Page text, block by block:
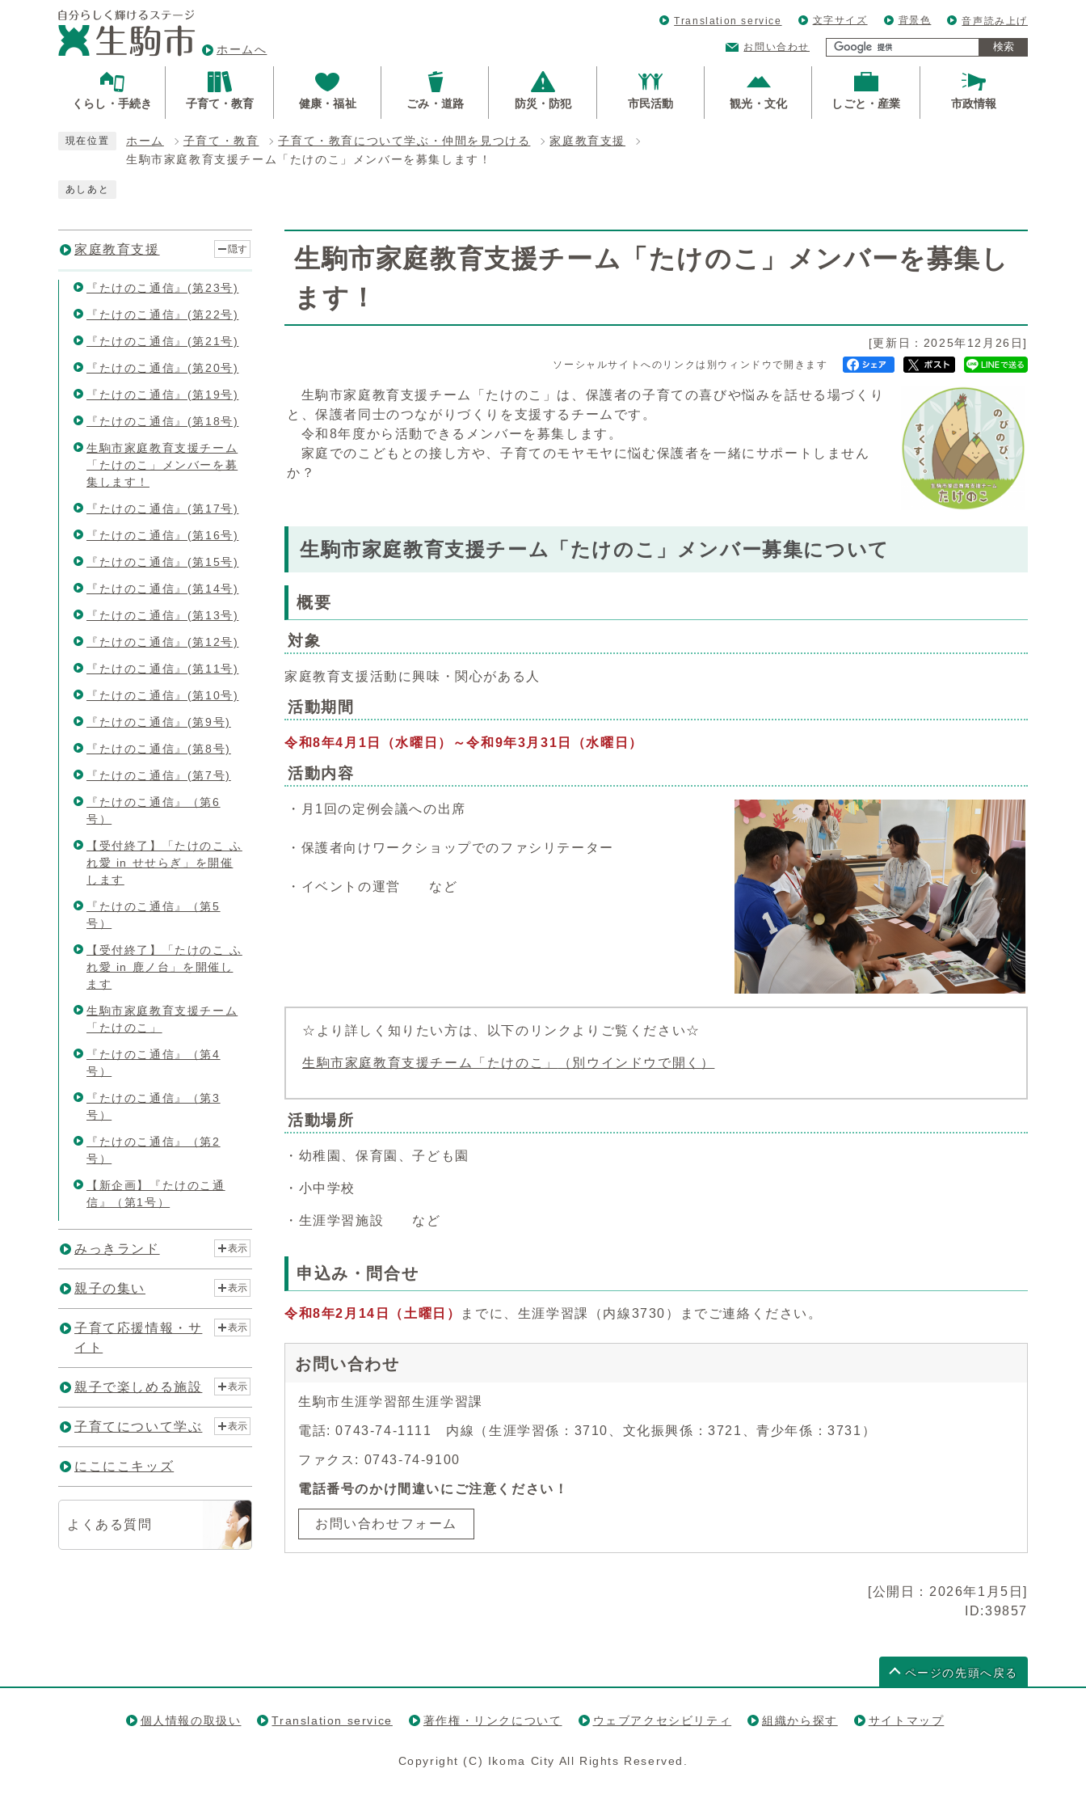
ホームへ
Translation service 文字サイズ 背景色 音声読み上げ
お問い合わせ 検索
くらし・手続き 子育て・教育 健康・福祉 ごみ・道路 防災・防犯 市民活動 観光・文化 しごと・産業 市政情報
現在位置 ホーム 子育て・教育 子育て・教育について学ぶ・仲間を見つける
家庭教育支援
生駒市家庭教育支援チーム「たけのこ」メンバーを募集します！
あしあと
生駒市家庭教育支援チーム「たけのこ」メンバーを募集し
ます！
[更新日：2025年12月26日]
ソーシャルサイトへのリンクは別ウィンドウで開きます
生駒市家庭教育支援チーム「たけのこ」は、保護者の子育ての喜びや悩みを話せる場づくり
と、保護者同士のつながりづくりを支援するチームです。
令和8年度から活動できるメンバーを募集します。
家庭でのこどもとの接し方や、子育てのモヤモヤに悩む保護者を一緒にサポートしません
か？
生駒市家庭教育支援チーム「たけのこ」メンバー募集について
概要
対象
家庭教育支援活動に興味・関心がある人
活動期間
令和8年4月1日（水曜日）～令和9年3月31日（水曜日）
活動内容
・月1回の定例会議への出席
・保護者向けワークショップでのファシリテーター
・イベントの運営 など
☆より詳しく知りたい方は、以下のリンクよりご覧ください☆
生駒市家庭教育支援チーム「たけのこ」 （別ウインドウで開く）
活動場所
・幼稚園、保育園、子ども園
・小中学校
・生涯学習施設 など
申込み・問合せ
令和8年2月14日（土曜日） までに、生涯学習課（内線3730）までご連絡ください。
お問い合わせ
生駒市生涯学習部生涯学習課
電話: 0743-74-1111 内線（生涯学習係：3710、文化振興係：3721、青少年係：3731）
ファクス: 0743-74-9100
電話番号のかけ間違いにご注意ください！
お問い合わせフォーム
家庭教育支援 隠す
『たけのこ通信』(第23号)
『たけのこ通信』(第22号)
『たけのこ通信』(第21号)
『たけのこ通信』(第20号)
『たけのこ通信』(第19号)
『たけのこ通信』(第18号)
生駒市家庭教育支援チーム
「たけのこ」メンバーを募
集します！
『たけのこ通信』(第17号)
『たけのこ通信』(第16号)
『たけのこ通信』(第15号)
『たけのこ通信』(第14号)
『たけのこ通信』(第13号)
『たけのこ通信』(第12号)
『たけのこ通信』(第11号)
『たけのこ通信』(第10号)
『たけのこ通信』(第9号)
『たけのこ通信』(第8号)
『たけのこ通信』(第7号)
『たけのこ通信』（第6
号）
【受付終了】「たけのこ ふ
れ愛 in せせらぎ」を開催
します
『たけのこ通信』（第5
号）
【受付終了】「たけのこ ふ
れ愛 in 鹿ノ台」を開催し
ます
生駒市家庭教育支援チーム
「たけのこ」
『たけのこ通信』（第4
号）
『たけのこ通信』（第3
号）
『たけのこ通信』（第2
号）
【新企画】『たけのこ通
信』（第1号）
みっきランド 表示
親子の集い 表示
子育て応援情報・サ
イト
表示
親子で楽しめる施設 表示
子育てについて学ぶ 表示
にこにこキッズ
よくある質問
[公開日：2026年1月5日]
ID:39857
ページの先頭へ戻る
個人情報の取扱い Translation service 著作権・リンクについて ウェブアクセシビリティ 組織から探す サイトマップ
Copyright (C) Ikoma City All Rights Reserved.